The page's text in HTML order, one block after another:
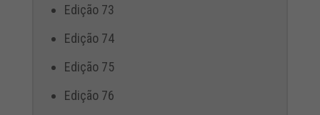
Edição 73
Edição 74
Edição 75
Edição 76